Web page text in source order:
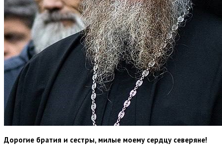
Дорогие братия и сестры, милые моему сердцу северяне!